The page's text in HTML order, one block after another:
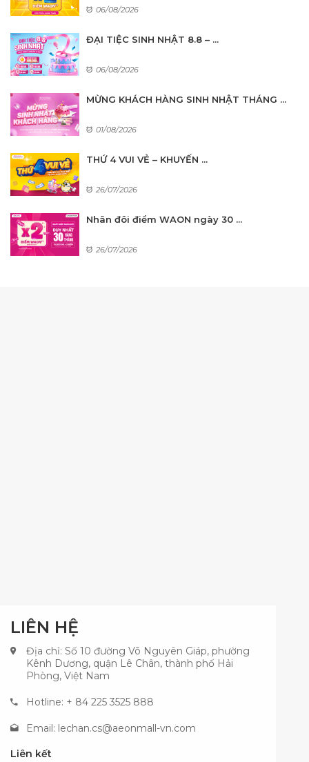
06/08/2026
ĐẠI TIỆC SINH NHẬT 8.8 – ...
06/08/2026
MỪNG KHÁCH HÀNG SINH NHẬT THÁNG ...
01/08/2026
THỨ 4 VUI VẺ – KHUYẾN ...
26/07/2026
Nhân đôi điểm WAON ngày 30 ...
26/07/2026
LIÊN HỆ
Địa chỉ: Số 10 đường Võ Nguyên Giáp, phường
Kênh Dương, quận Lê Chân, thành phố Hải
Phòng, Việt Nam
Hotline: + 84 225 3525 888
Email: lechan.cs@aeonmall-vn.com
Liên kết